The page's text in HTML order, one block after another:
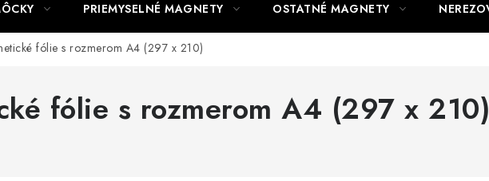
PRIEMYSELNÉ MAGNETY OSTATNÉ MAGNETY
fólie s rozmerom A4 (297 x 210)
fólie s rozmerom A4 (297 x 210)